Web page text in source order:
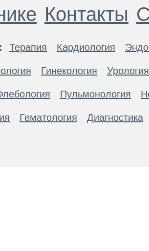
Контакты
Терапия Кардиология
Гинекология Урология
Пульмонология
Гематология Диагностика